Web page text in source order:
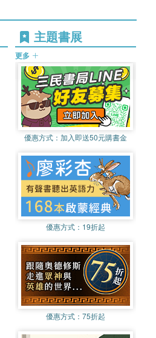
主題書展
更多
優惠方式： 加入即送50元購書金
優惠方式： 19折起
優惠方式： 75折起